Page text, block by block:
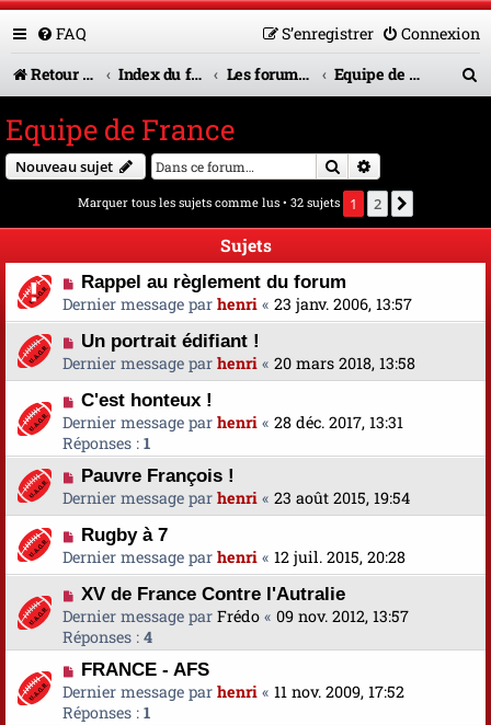
FAQ Connexion
S’enregistrer
Retour vers le site U.A.G.R.
Index du forum Les forums en service Equipe de France
r
Equipe de France
Nouveau sujet Rechercher
Marquer tous les sujets comme lus • 32 sujets 1 2
Sujets
Rappel au règlement du forum
Dernier message par henri « 23 janv. 2006, 13:57
Un portrait édifiant !
Dernier message par henri « 20 mars 2018, 13:58
C'est honteux !
Dernier message par henri « 28 déc. 2017, 13:31
Réponses : 1
Pauvre François !
Dernier message par henri « 23 août 2015, 19:54
Rugby à 7
Dernier message par henri « 12 juil. 2015, 20:28
XV de France Contre l'Autralie
Dernier message par Frédo « 09 nov. 2012, 13:57
Réponses : 4
FRANCE - AFS
Dernier message par henri « 11 nov. 2009, 17:52
Réponses : 1